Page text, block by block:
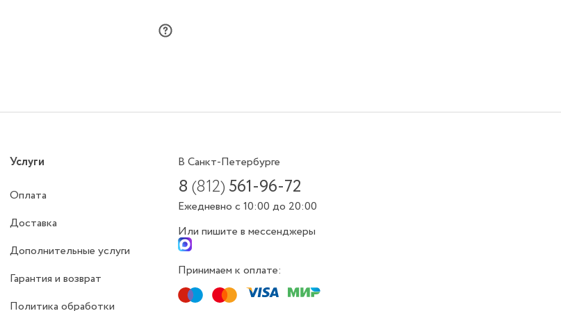
Услуги
Оплата
Доставка
Дополнительные услуги
Гарантия и возврат
Политика обработки
В Санкт-Петербурге
8(812) 561-96-72
Ежедневно с 10:00 до 20:00
Или пишите в мессенджеры
Принимаем к оплате: